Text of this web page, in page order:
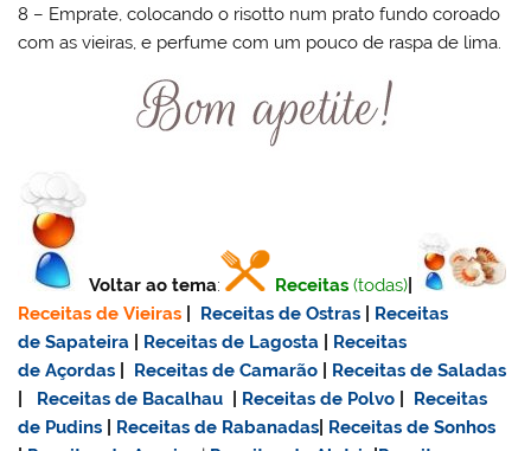
8 – Emprate, colocando o risotto num prato fundo coroado
com as vieiras, e perfume com um pouco de raspa de lima.
Voltar ao tema: Receitas (todas)
Receitas de Vieiras
Receitas de Ostras
Receitas
de Sapateira
Receitas de Lagosta
Receitas
de Açordas
Receitas de Camarão
Receitas de Saladas
Receitas de Bacalhau Receitas de Polvo
Receitas
de Pudins
Receitas de Rabanadas
Receitas de Sonhos